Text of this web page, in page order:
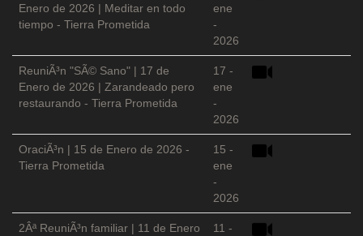
Enero de 2026 | Meditar en todo
tiempo - Tierra Prometida
ene
-
2026
ReuniÃ³n "SÃ© Sano" | 17 de
Enero de 2026 | Zarandeado pero
restaurando - Tierra Prometida
17 -
ene
-
2026
OraciÃ³n | 15 de Enero de 2026 -
Tierra Prometida
15 -
ene
-
2026
2Âª ReuniÃ³n familiar | 11 de Enero
11 -